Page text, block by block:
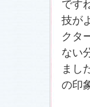
です
技が
クタ
ない
まし
の印